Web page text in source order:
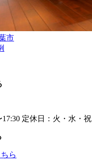
市
17:30 定休日：火・水・祝
ら